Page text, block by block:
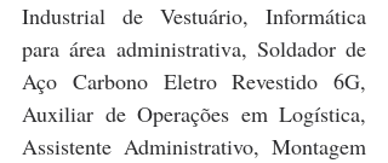
Industrial de Vestuário, Informática
para área administrativa, Soldador de
Aço Carbono Eletro Revestido 6G,
Auxiliar de Operações em Logística,
Assistente Administrativo, Montagem